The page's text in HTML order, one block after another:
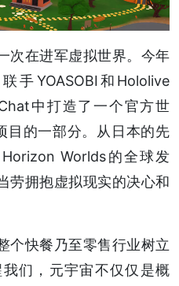
次在进军虚拟世界。今年
手YOASOBI和Hololive
中打造了一个官方世
目的一部分。从日本的先
Worlds的全球发
劳拥抱虚拟现实的决心和
个快餐乃至零售行业树立
们，元宇宙不仅仅是概